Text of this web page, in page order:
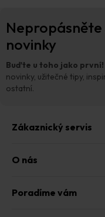
novinky
Buďte u toho jako první!
novinky, užitečné tipy,
ostatní.
Zákaznický servis
O nás
Poradíme vám